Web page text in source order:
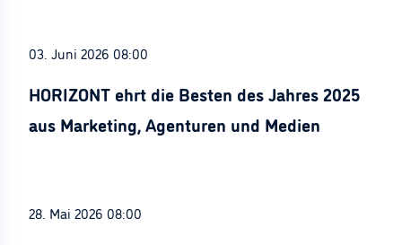
03. Juni 2026 08:00
HORIZONT ehrt die Besten des Jahres 2025
aus Marketing, Agenturen und Medien
28. Mai 2026 08:00